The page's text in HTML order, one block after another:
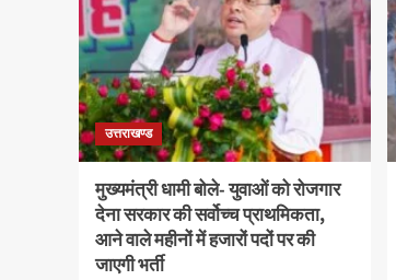
उत्तराखण्ड
मुख्यमंत्री धामी बोले- युवाओं को रोजगार
देना सरकार की सर्वोच्च प्राथमिकता,
आने वाले महीनों में हजारों पदों पर की
जाएगी भर्ती